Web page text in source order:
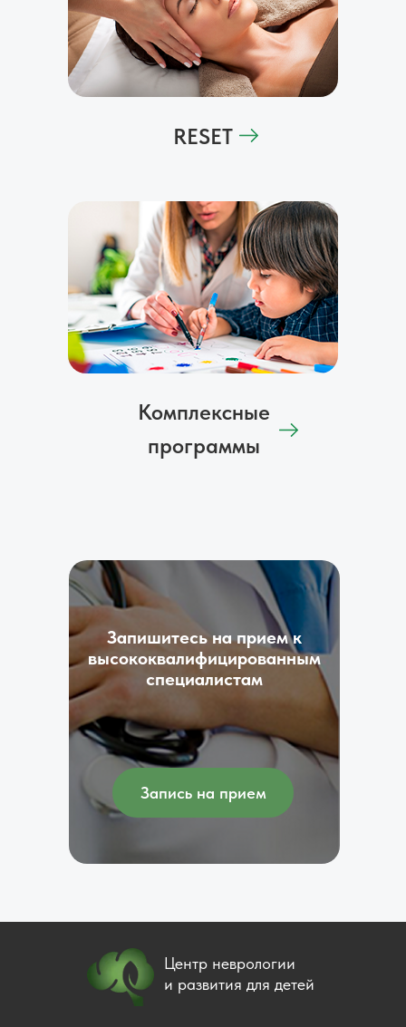
Комплексные
программы
RESET
Запишитесь на прием к
высококвалифицированным
специалистам
Запись на прием
Центр неврологии
и развития для детей